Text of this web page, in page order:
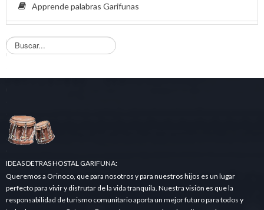
Apprende palabras Garifunas
B
u
q
a
.IDEAS DETRAS HOSTAL GARIFUNA:
Queremos a Orinoco, que para nosotros y para nuestros hijos es un lugar
perfecto para vivir y disfrutar de la vida tranquila. Nuestra visión es que la
responsabilidad de turismo comunitario aporta un mejor futuro para todos y